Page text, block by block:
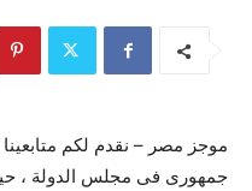
موجز مصر – نقدم لكم متابعينا
جمهورى فى مجلس الدولة ،